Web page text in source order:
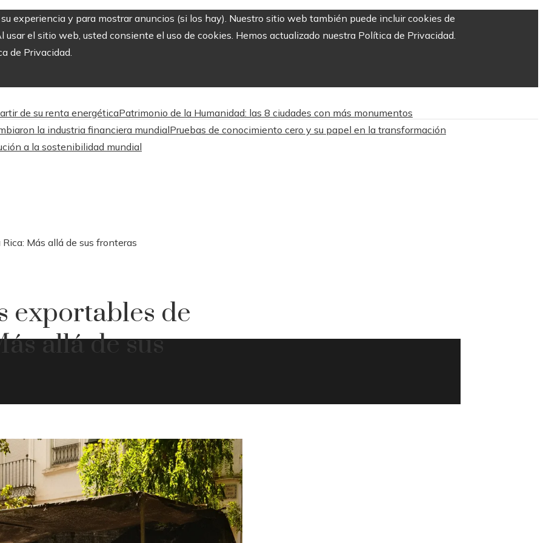
experiencia y para mostrar anuncios (si los hay). Nuestro sitio web también puede incluir cookies de
el sitio web, usted consiente el uso de cookies. Hemos actualizado nuestra Política de Privacidad.
de Privacidad.
de su renta energéticaPatrimonio de la Humanidad: las 8 ciudades con más monumentos
la industria financiera mundialPruebas de conocimiento cero y su papel en la transformación
a la sostenibilidad mundial
Más allá de sus fronteras
exportables de
allá de sus